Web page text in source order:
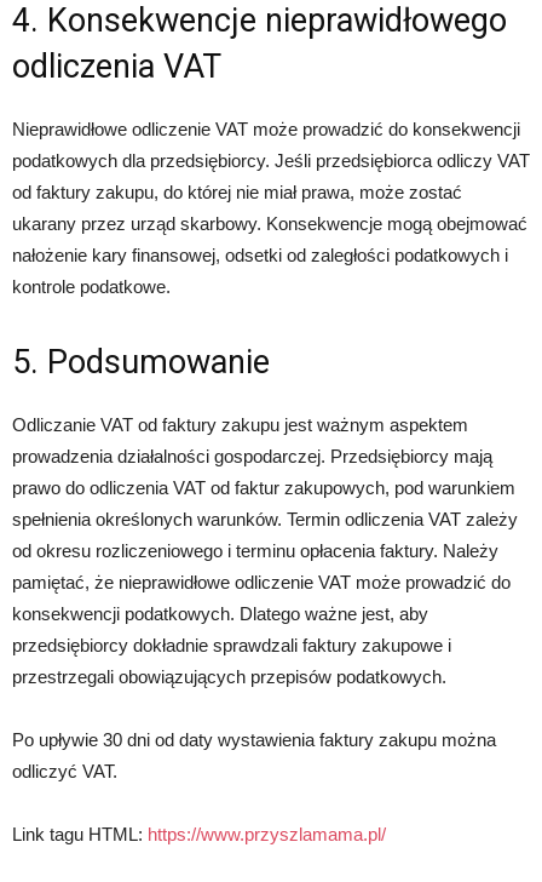
4. Konsekwencje nieprawidłowego
odliczenia VAT
Nieprawidłowe odliczenie VAT może prowadzić do konsekwencji
podatkowych dla przedsiębiorcy. Jeśli przedsiębiorca odliczy VAT
od faktury zakupu, do której nie miał prawa, może zostać
ukarany przez urząd skarbowy. Konsekwencje mogą obejmować
nałożenie kary finansowej, odsetki od zaległości podatkowych i
kontrole podatkowe.
5. Podsumowanie
Odliczanie VAT od faktury zakupu jest ważnym aspektem
prowadzenia działalności gospodarczej. Przedsiębiorcy mają
prawo do odliczenia VAT od faktur zakupowych, pod warunkiem
spełnienia określonych warunków. Termin odliczenia VAT zależy
od okresu rozliczeniowego i terminu opłacenia faktury. Należy
pamiętać, że nieprawidłowe odliczenie VAT może prowadzić do
konsekwencji podatkowych. Dlatego ważne jest, aby
przedsiębiorcy dokładnie sprawdzali faktury zakupowe i
przestrzegali obowiązujących przepisów podatkowych.
Po upływie 30 dni od daty wystawienia faktury zakupu można
odliczyć VAT.
Link tagu HTML: https://www.przyszlamama.pl/